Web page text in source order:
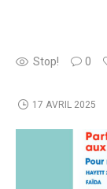
Stop! 0
17 AVRIL 2025